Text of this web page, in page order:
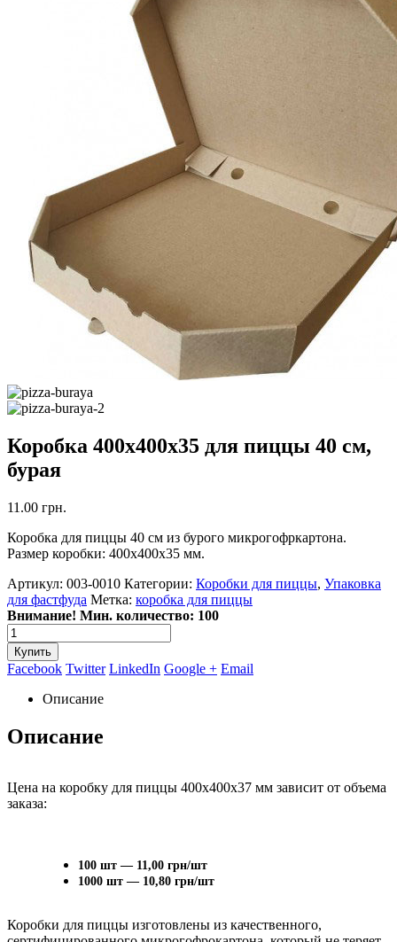
Коробка 400х400х35 для пиццы 40 см,
бурая
11.00 грн.
Коробка для пиццы 40 см из бурого микрогофркартона.
Размер коробки: 400х400х35 мм.
Артикул: 003-0010 Категории: Коробки для пиццы, Упаковка
для фастфуда Метка: коробка для пиццы
Внимание! Мин. количество: 100
Купить
Facebook Twitter LinkedIn Google + Email
Описание
Описание
Цена на коробку для пиццы 400х400х37 мм зависит от объема
заказа:
100 шт — 11,00 грн/шт
1000 шт — 10,80 грн/шт
Коробки для пиццы изготовлены из качественного,